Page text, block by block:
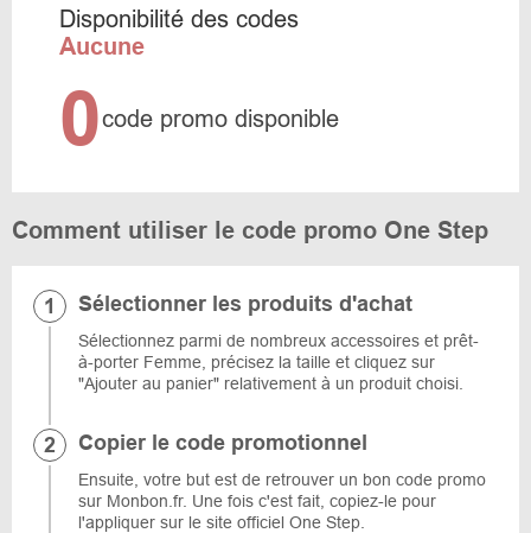
Disponibilité des codes
Aucune
0code promo disponible
Comment utiliser le code promo One Step
Sélectionner les produits d'achat
Sélectionnez parmi de nombreux accessoires et prêt-
à-porter Femme, précisez la taille et cliquez sur
"Ajouter au panier" relativement à un produit choisi.
Copier le code promotionnel
Ensuite, votre but est de retrouver un bon code promo
sur Monbon.fr. Une fois c'est fait, copiez-le pour
l'appliquer sur le site officiel One Step.